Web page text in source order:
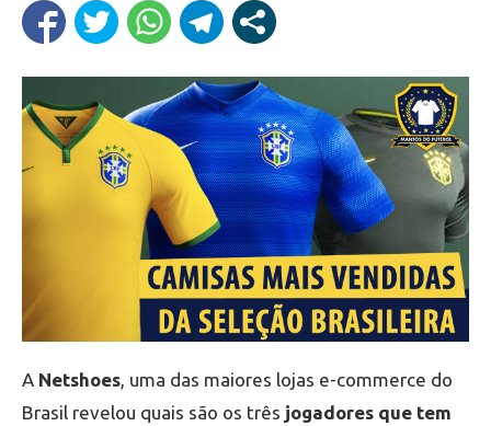
A Netshoes , uma das maiores lojas e-commerce do
Brasil revelou quais são os três jogadores que tem